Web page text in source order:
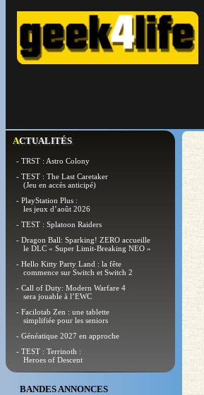
ACTUALITÉS
- TRST : Astro Colony
- TEST : The Last Caretaker
(Jeu en accès anticipé)
- PlayStation Plus :
les jeux d’août 2026
- TEST : Splatoon Raiders
- Dragon Ball: Sparking! ZERO accueille
le DLC « Super Limit-Breaking NEO »
- Hello Kitty Party Land : la fête
commence sur Switch et Switch 2
- Call of Duty: Modern Warfare 4
sera jouable à l’EWC
- Facilotab Zen : une tablette
simplifiée pour les seniors
- Généatique 2027 en approche
- TEST : Terrinoth :
Heroes of Descent
BANDES ANNONCES